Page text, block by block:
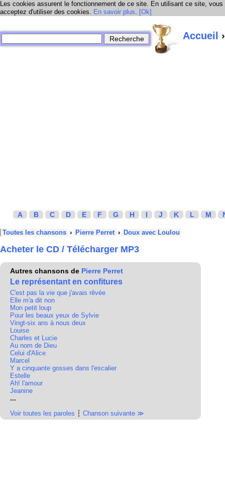
Les cookies assurent le fonctionnement de ce site. En utilisant ce site, vous
acceptez d'utiliser des cookies. En savoir plus. [Ok]
Accueil
A B C D E F G H I J K L M
Toutes les chansons › Pierre Perret › Doux avec Loulou
Acheter le CD / Télécharger MP3
Autres chansons de Pierre Perret
Le représentant en confitures
C'est pas la vie que j'avais rêvée
Elle m'a dit non
Mon petit loup
Pour les beaux yeux de Sylvie
Vingt-six ans à nous deux
Louise
Charles et Lucie
Au nom de Dieu
Celui d'Alice
Marcel
Y a cinquante gosses dans l'escalier
Estelle
Ah! l'amour
Jeanine
...
Voir toutes les paroles ┆ Chanson suivante ≫